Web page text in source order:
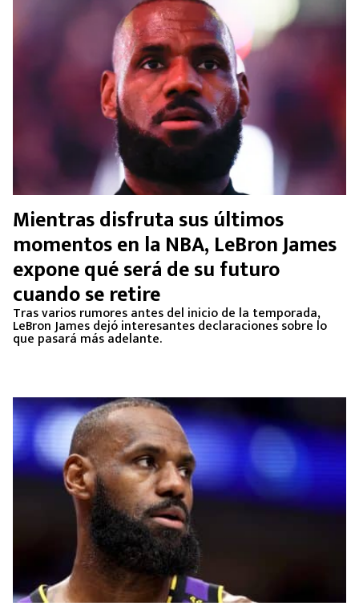
Mientras disfruta sus últimos
momentos en la NBA, LeBron James
expone qué será de su futuro
cuando se retire
Tras varios rumores antes del inicio de la temporada,
LeBron James dejó interesantes declaraciones sobre lo
que pasará más adelante.